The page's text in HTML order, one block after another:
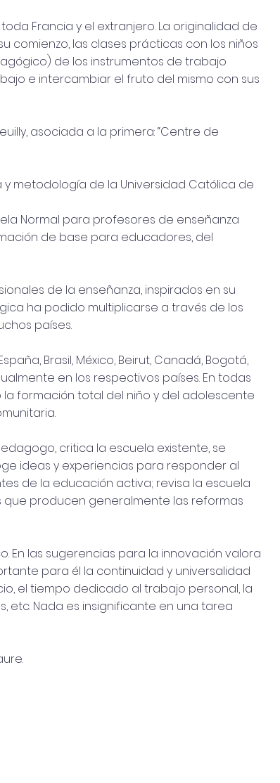
Francia y el extranjero. La originalidad de
comienzo, las clases prácticas con los niños
de los instrumentos de trabajo
e intercambiar el fruto del mismo con sus
asociada a la primera: “Centre de
metodología de la Universidad Católica de
Normal para profesores de enseñanza
de base para educadores, del
de la enseñanza, inspirados en su
ha podido multiplicarse a través de los
países.
Brasil, México, Beirut, Canadá, Bogotá,
en los respectivos países. En todas
formación total del niño y del adolescente
critica la escuela existente, se
ideas y experiencias para responder al
de la educación activa; revisa la escuela
que producen generalmente las reformas
En las sugerencias para la innovación valora
para él la continuidad y universalidad
el tiempo dedicado al trabajo personal, la
etc. Nada es insignificante en una tarea